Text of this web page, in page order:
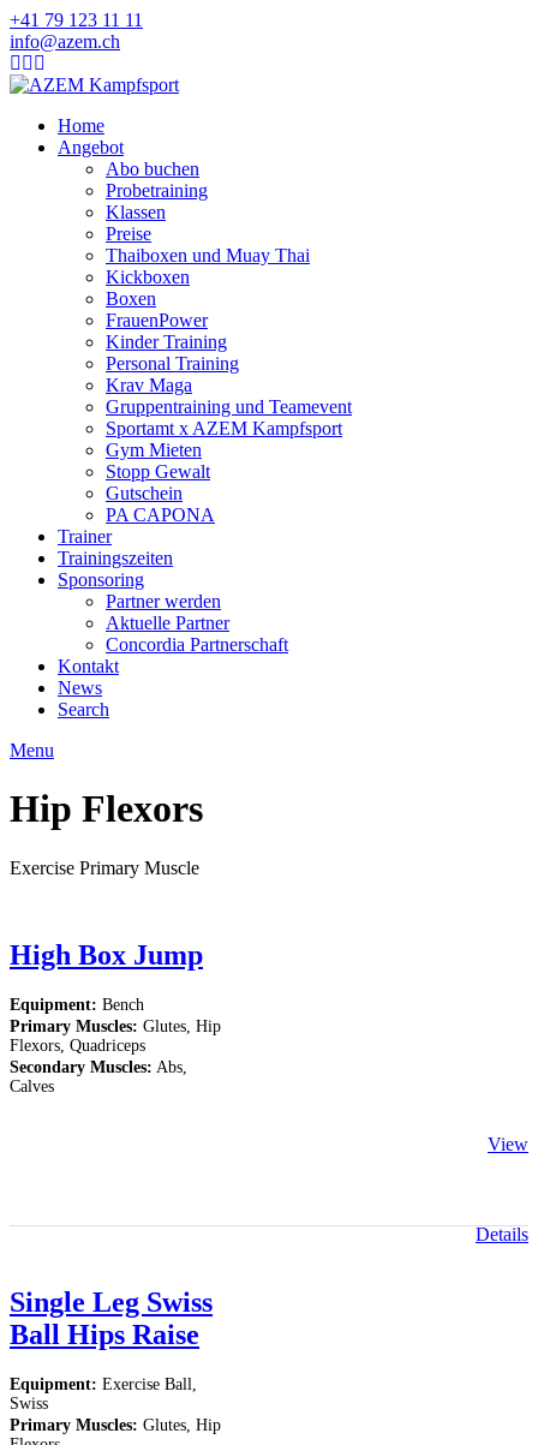
+41 79 123 11 11
info@azem.ch
Home
Angebot
Abo buchen
Probetraining
Klassen
Preise
Thaiboxen und Muay Thai
Kickboxen
Boxen
FrauenPower
Kinder Training
Personal Training
Krav Maga
Gruppentraining und Teamevent
Sportamt x AZEM Kampfsport
Gym Mieten
Stopp Gewalt
Gutschein
PA CAPONA
Trainer
Trainingszeiten
Sponsoring
Partner werden
Aktuelle Partner
Concordia Partnerschaft
Kontakt
News
Search
Menu
Hip Flexors
Exercise Primary Muscle
High Box Jump
Equipment: Bench
Primary Muscles: Glutes, Hip
Flexors, Quadriceps
Secondary Muscles: Abs,
Calves
View
Details
Single Leg Swiss
Ball Hips Raise
Equipment: Exercise Ball,
Swiss
Primary Muscles: Glutes, Hip